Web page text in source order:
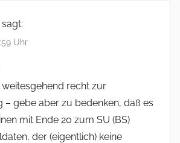
sagt:
Uhr
recht zur
– gebe aber zu bedenken, daß es
mit Ende 20 zum SU (BS)
der (eigentlich) keine